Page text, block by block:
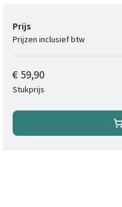
Prijs
Prijzen inclusief btw
€ 59,90
Stukprijs